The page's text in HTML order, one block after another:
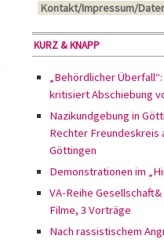
Kontakt/Impressum/
KURZ & KNAPP
„Behördlicher
kritisiert Abschiebung
Nazikundgebung in
Rechter Freundeskreis
Göttingen
Demonstrationen im
VA-Reihe
Filme, 3 Vorträge
Nach rassistischem